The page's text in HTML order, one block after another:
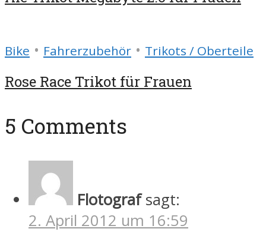
Bike • Fahrerzubehör • Trikots / Oberteile
Rose Race Trikot für Frauen
5 Comments
Flotograf sagt:
2. April 2012 um 16:59